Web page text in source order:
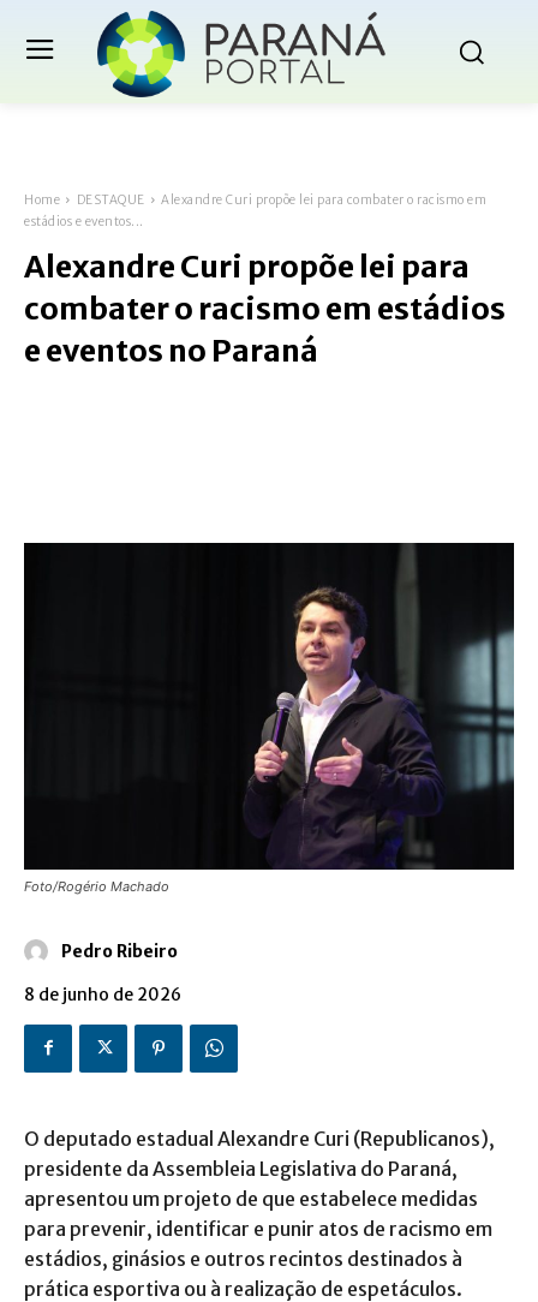
Home DESTAQUE
Alexandre Curi propõe lei para combater o racismo em
estádios e eventos...
Alexandre Curi propõe lei para
combater o racismo em estádios
e eventos no Paraná
Foto/Rogério Machado
Pedro Ribeiro
8 de junho de 2026
O deputado estadual Alexandre Curi (Republicanos),
presidente da Assembleia Legislativa do Paraná,
apresentou um projeto de que estabelece medidas
para prevenir, identificar e punir atos de racismo em
estádios, ginásios e outros recintos destinados à
prática esportiva ou à realização de espetáculos.